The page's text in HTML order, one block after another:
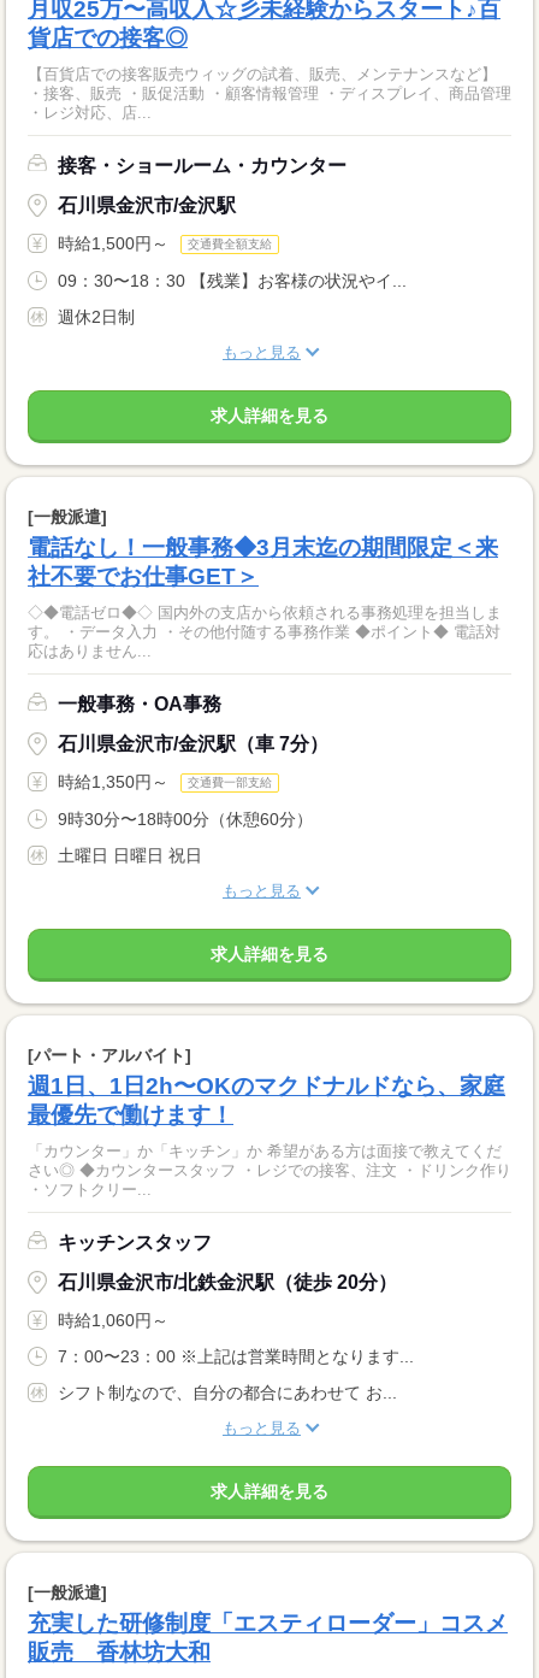
月収25万〜高収入☆彡未経験からスタート♪百
貨店での接客◎
【百貨店での接客販売ウィッグの試着、販売、メンテナンスなど】
・接客、販売 ・販促活動 ・顧客情報管理 ・ディスプレイ、商品管理
・レジ対応、店...
接客・ショールーム・カウンター
石川県金沢市/金沢駅
時給1,500円～ 交通費全額支給
09：30〜18：30 【残業】お客様の状況やイ...
週休2日制
もっと見る
求人詳細を見る
[一般派遣]
電話なし！一般事務◆3月末迄の期間限定＜来
社不要でお仕事GET＞
◇◆電話ゼロ◆◇ 国内外の支店から依頼される事務処理を担当しま
す。 ・データ入力 ・その他付随する事務作業 ◆ポイント◆ 電話対
応はありません...
一般事務・OA事務
石川県金沢市/金沢駅（車 7分）
時給1,350円～ 交通費一部支給
9時30分〜18時00分（休憩60分）
土曜日 日曜日 祝日
もっと見る
求人詳細を見る
[パート・アルバイト]
週1日、1日2h〜OKのマクドナルドなら、家庭
最優先で働けます！
「カウンター」か「キッチン」か 希望がある方は面接で教えてくだ
さい◎ ◆カウンタースタッフ ・レジでの接客、注文 ・ドリンク作り
・ソフトクリー...
キッチンスタッフ
石川県金沢市/北鉄金沢駅（徒歩 20分）
時給1,060円～
7：00〜23：00 ※上記は営業時間となります...
シフト制なので、自分の都合にあわせて お...
もっと見る
求人詳細を見る
[一般派遣]
充実した研修制度「エスティローダー」コスメ
販売 香林坊大和